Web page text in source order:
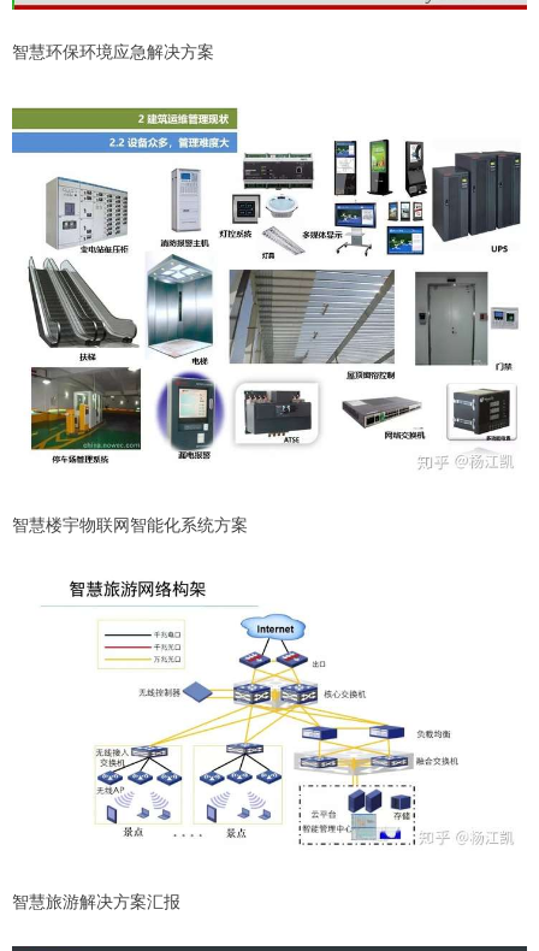
智慧环保环境应急解决方案
智慧楼宇物联网智能化系统方案
智慧旅游解决方案汇报